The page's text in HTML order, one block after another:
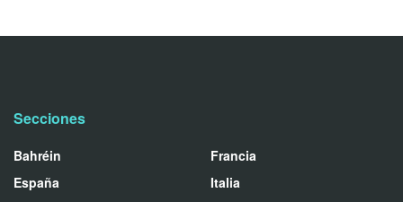
Secciones
Bahréin
España
Francia
Italia